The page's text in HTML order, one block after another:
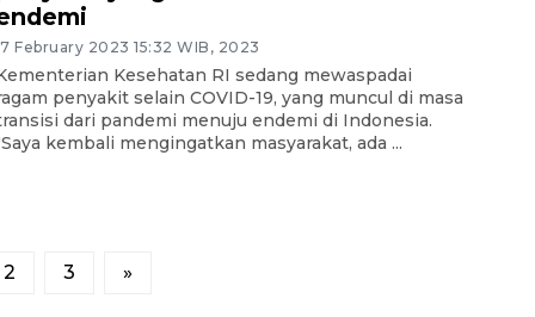
February 2023 15:32 WIB, 2023
Kesehatan RI sedang mewaspadai
penyakit selain COVID-19, yang muncul di masa
dari pandemi menuju endemi di Indonesia.
kembali mengingatkan masyarakat, ada ...
2 3 »